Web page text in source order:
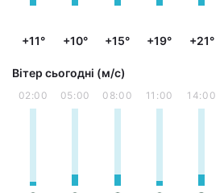
+11° +10° +15° +19° +21°
Вітер сьогодні (м/с)
02:00 05:00 08:00 11:00 14:00